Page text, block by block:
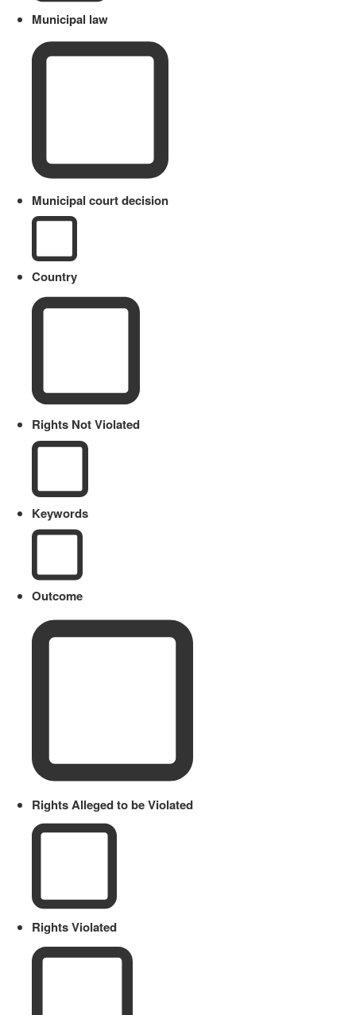
Municipal law
Municipal court decision
Country
Rights Not Violated
Keywords
Outcome
Rights Alleged to be Violated
Rights Violated